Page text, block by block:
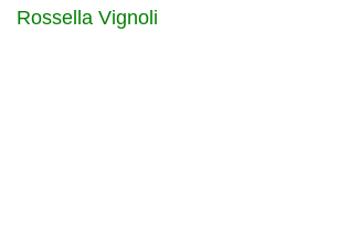
Rossella Vignoli